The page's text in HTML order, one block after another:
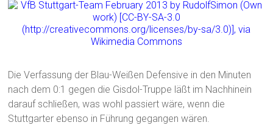
Die Verfassung der Blau-Weißen Defensive in den Minuten
nach dem 0:1 gegen die Gisdol-Truppe läßt im Nachhinein
darauf schließen, was wohl passiert wäre, wenn die
Stuttgarter ebenso in Führung gegangen wären.